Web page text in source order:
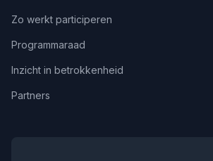
Zo werkt participeren
Programmaraad
Inzicht in betrokkenheid
Partners